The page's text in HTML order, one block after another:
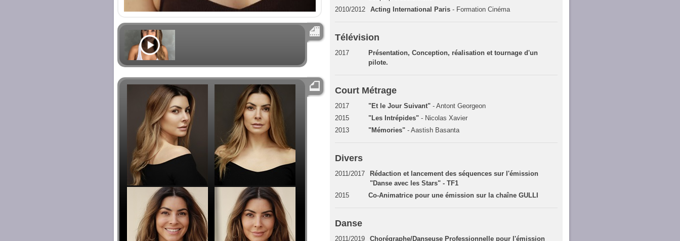
2010/2012
Acting International Paris - Formation Cinéma
Télévision
2017
Présentation, Conception, réalisation et tournage d'un
pilote.
Court Métrage
2017 "Et le Jour Suivant" - Antont Georgeon
2015
"Les Intrépides" - Nicolas Xavier
2013
"Mémories" - Aastish Basanta
Divers
2011/2017
Rédaction et lancement des séquences sur l'émission
"Danse avec les Stars" - TF1
2015
Co-Animatrice pour une émission sur la chaîne GULLI
Danse
2011/2019
Chorégraphe/Danseuse Professionnelle pour l'émission